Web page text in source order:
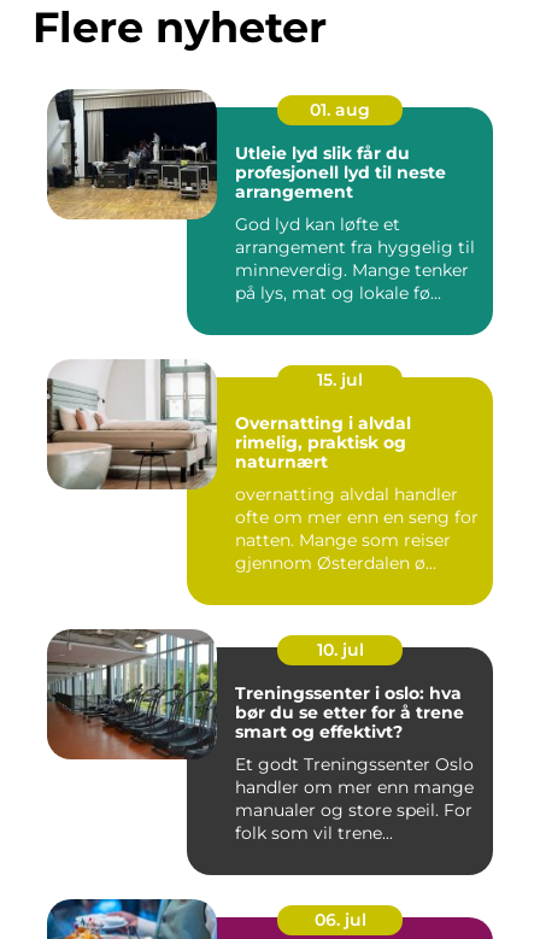
Flere nyheter
01. aug
Utleie lyd slik får du
profesjonell lyd til neste
arrangement
God lyd kan løfte et
arrangement fra hyggelig til
minneverdig. Mange tenker
på lys, mat og lokale fø...
15. jul
Overnatting i alvdal
rimelig, praktisk og
naturnært
overnatting alvdal handler
ofte om mer enn en seng for
natten. Mange som reiser
gjennom Østerdalen ø...
10. jul
Treningssenter i oslo: hva
bør du se etter for å trene
smart og effektivt?
Et godt Treningssenter Oslo
handler om mer enn mange
manualer og store speil. For
folk som vil trene...
06. jul